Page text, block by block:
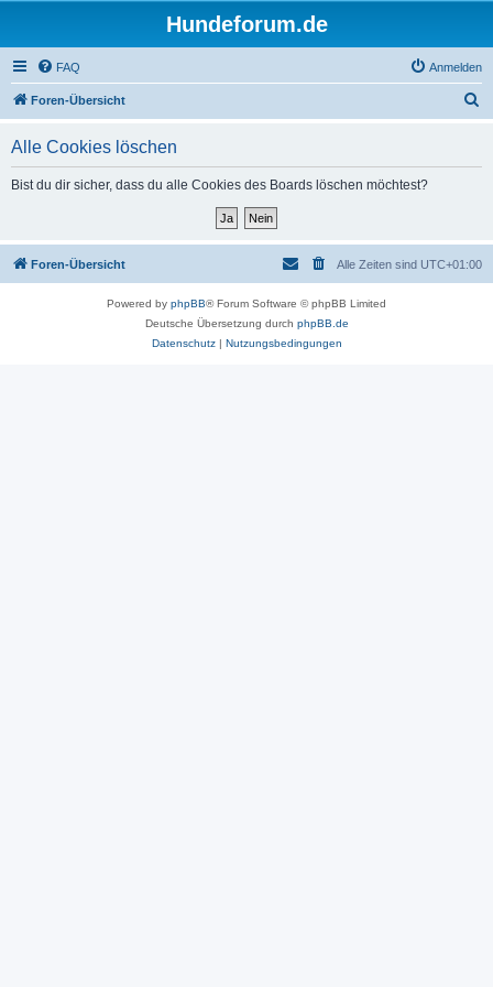
Hundeforum.de
FAQ Anmelden
Foren-Übersicht
Alle Cookies löschen
Bist du dir sicher, dass du alle Cookies des Boards löschen möchtest?
Foren-Übersicht Alle Zeiten sind UTC+01:00
Powered by phpBB® Forum Software © phpBB Limited
Deutsche Übersetzung durch phpBB.de
Datenschutz| Nutzungsbedingungen